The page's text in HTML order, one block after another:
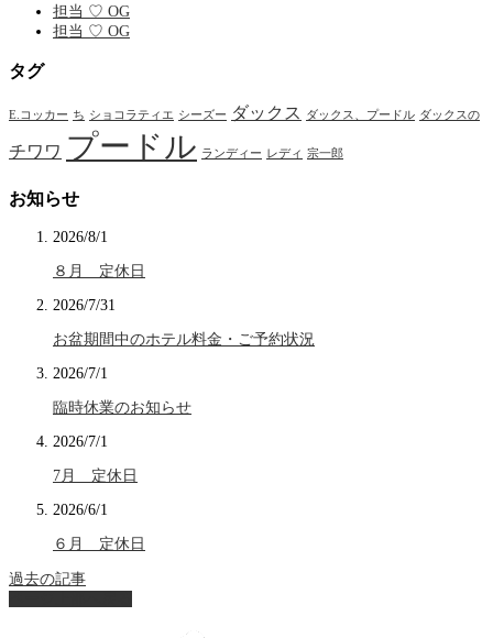
担当 ♡ OG
担当 ♡ OG
タグ
E.コッカー ち ショコラティエ シーズー ダックス ダックス、プードル ダックスの
チワワ プードル ランディー レディ 宗一郎
お知らせ
2026/8/1
８月 定休日
2026/7/31
お盆期間中のホテル料金・ご予約状況
2026/7/1
臨時休業のお知らせ
2026/7/1
7月 定休日
2026/6/1
６月 定休日
過去の記事